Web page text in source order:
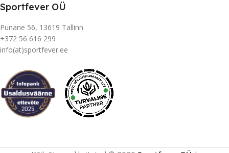
Sportfever OÜ
Punane 56, 13619 Tallinn
+372 56 616 299
info(at)sportfever.ee